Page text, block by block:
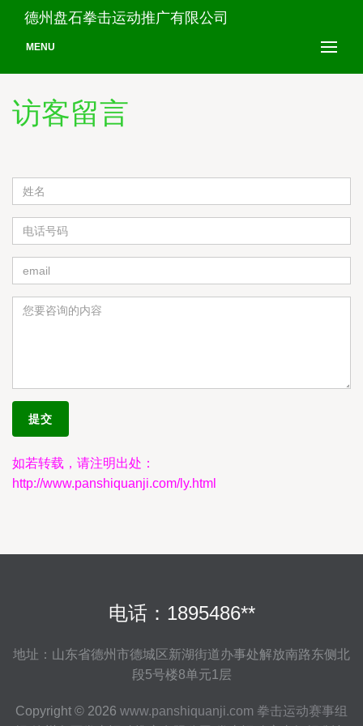
德州盘石拳击运动推广有限公司
MENU
访客留言
如若转载，请注明出处：
http://www.panshiquanji.com/ly.html
电话：1895486**
地址：山东省德州市德城区新湖街道办事处解放南路东侧北
段5号楼8单元1层
Copyright © 2026 www.panshiquanji.com 拳击运动赛事组